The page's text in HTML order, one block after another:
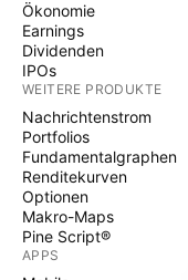
Ökonomie
Earnings
Dividenden
IPOs
WEITERE PRODUKTE
Nachrichtenstrom
Portfolios
Fundamentalgraphen
Renditekurven
Optionen
Makro-Maps
Pine Script®
APPS